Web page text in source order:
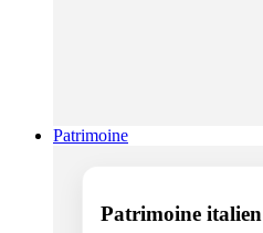
Patrimoine
Patrimoine italien